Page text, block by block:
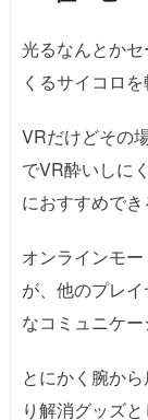
光るなんとか
くるサイコロ
VRだけどその
でVR酔いしに
におすすめでき
オンラインモ
が、他のプレ
なコミュニケー
とにかく腕か
り解消グッズと